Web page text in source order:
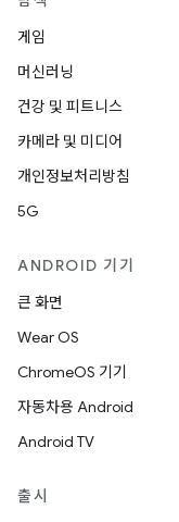
게임
머신러닝
건강 및 피트니스
카메라 및 미디어
개인정보처리방침
5G
ANDROID 기기
큰 화면
Wear OS
ChromeOS 기기
자동차용 Android
Android TV
출시